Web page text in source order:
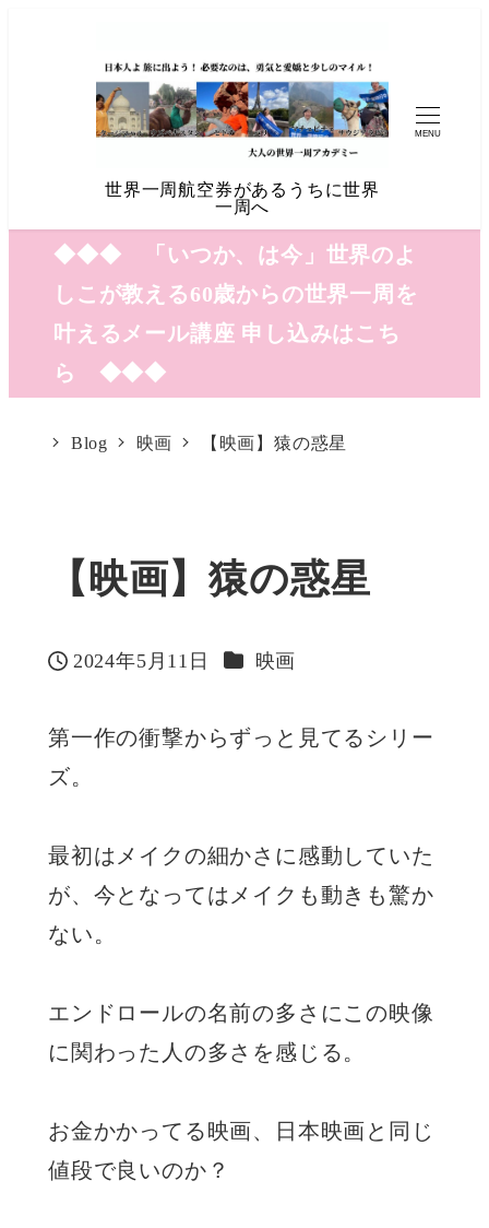
世界一周航空券があるうちに世界
一周へ
MENU
◆◆◆ 「いつか、は今」世界のよ
しこが教える60歳からの世界一周を
叶えるメール講座 申し込みはこち
ら ◆◆◆
Blog 映画 【映画】猿の惑星
【映画】猿の惑星
投稿日
2024年5月11日 カテゴリー
映画
第一作の衝撃からずっと見てるシリー
ズ。
最初はメイクの細かさに感動していた
が、今となってはメイクも動きも驚か
ない。
エンドロールの名前の多さにこの映像
に関わった人の多さを感じる。
お金かかってる映画、日本映画と同じ
値段で良いのか？